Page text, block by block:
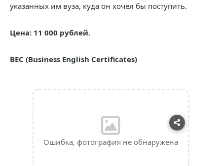
указанных им вуза, куда он хочел бы поступить.
Цена: 11 000 рублей.
BEC (Business English Certificates)
Ошибка, фотография не обнаружена